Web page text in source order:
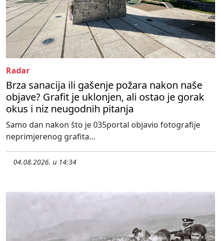
Radar
Brza sanacija ili gašenje požara nakon naše
objave? Grafit je uklonjen, ali ostao je gorak
okus i niz neugodnih pitanja
Samo dan nakon što je 035portal objavio fotografije
neprimjerenog grafita...
04.08.2026. u 14:34